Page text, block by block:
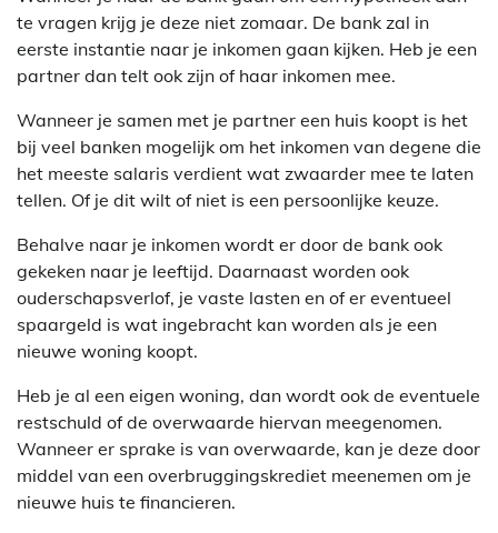
te vragen krijg je deze niet zomaar. De bank zal in
eerste instantie naar je inkomen gaan kijken. Heb je een
partner dan telt ook zijn of haar inkomen mee.
Wanneer je samen met je partner een huis koopt is het
bij veel banken mogelijk om het inkomen van degene die
het meeste salaris verdient wat zwaarder mee te laten
tellen. Of je dit wilt of niet is een persoonlijke keuze.
Behalve naar je inkomen wordt er door de bank ook
gekeken naar je leeftijd. Daarnaast worden ook
ouderschapsverlof, je vaste lasten en of er eventueel
spaargeld is wat ingebracht kan worden als je een
nieuwe woning koopt.
Heb je al een eigen woning, dan wordt ook de eventuele
restschuld of de overwaarde hiervan meegenomen.
Wanneer er sprake is van overwaarde, kan je deze door
middel van een overbruggingskrediet meenemen om je
nieuwe huis te financieren.